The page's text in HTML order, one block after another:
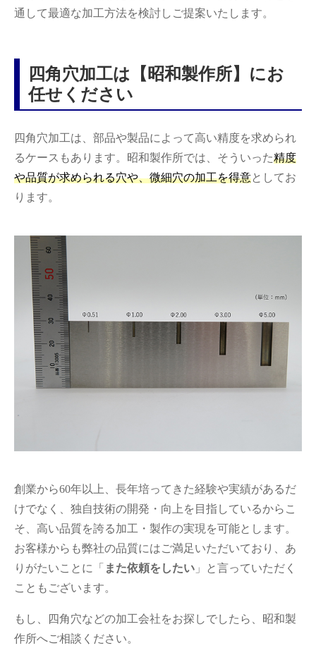
通して最適な加工方法を検討しご提案いたします。
四角穴加工は【昭和製作所】にお
任せください
四角穴加工は、部品や製品によって高い精度を求められ
るケースもあります。昭和製作所では、そういった精度
や品質が求められる穴や、微細穴の加工を得意としてお
ります。
創業から60年以上、長年培ってきた経験や実績があるだ
けでなく、独自技術の開発・向上を目指しているからこ
そ、高い品質を誇る加工・製作の実現を可能とします。
お客様からも弊社の品質にはご満足いただいており、あ
りがたいことに「 また依頼をしたい 」と言っていただく
こともございます。
もし、四角穴などの加工会社をお探しでしたら、昭和製
作所へご相談ください。